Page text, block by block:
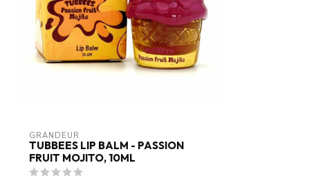
GRANDEUR
TUBBEES LIP BALM - PASSION
FRUIT MOJITO, 10ML